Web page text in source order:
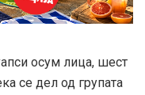
осум лица, шест
се дел од групата